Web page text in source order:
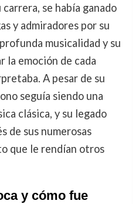
se había ganado
y admiradores por su
musicalidad y su
la emoción de cada
A pesar de su
seguía siendo una
clásica, y su legado
de sus numerosas
que le rendían otros
y cómo fue